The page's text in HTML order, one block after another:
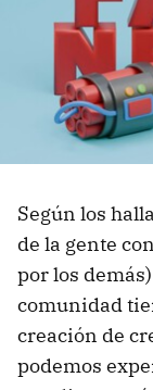
Según los
de la gente
por los
comunidad
creación de
podemos